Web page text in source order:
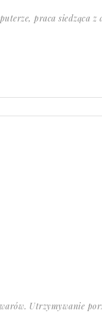
praca siedząca z
Utrzymywanie